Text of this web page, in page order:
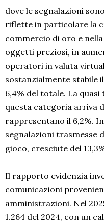
dove le segnalazioni
riflette in particolare la
commercio di oro e
oggetti preziosi, in
operatori in valuta
sostanzialmente stabile
6,4% del totale. La
questa categoria arriva
rappresentano il 6,2%.
segnalazioni trasmesse
gioco, cresciute del
Il rapporto evidenzia
comunicazioni
amministrazioni. Nel
1.264 del 2024, con un